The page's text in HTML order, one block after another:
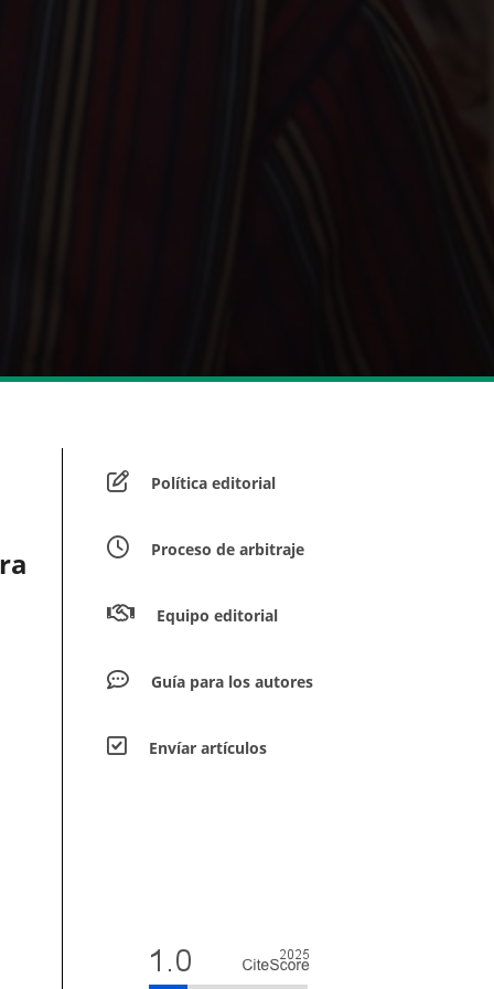
Política editorial
Proceso de arbitraje
Equipo editorial
Guía para los autores
Envíar artículos